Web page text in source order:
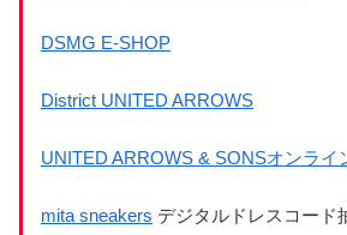
DSMG E-SHOP
District UNITED ARROWS
UNITED ARROWS & SONSオンライ
mita sneakers デジタルドレスコード